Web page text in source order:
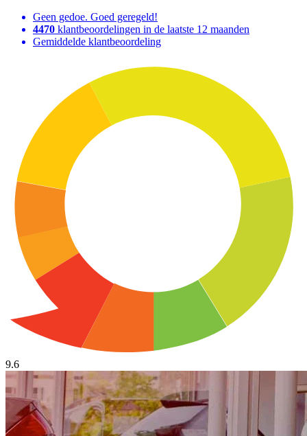
Geen gedoe. Goed geregeld!
4470 klantbeoordelingen in de laatste 12 maanden
Gemiddelde klantbeoordeling
9.6